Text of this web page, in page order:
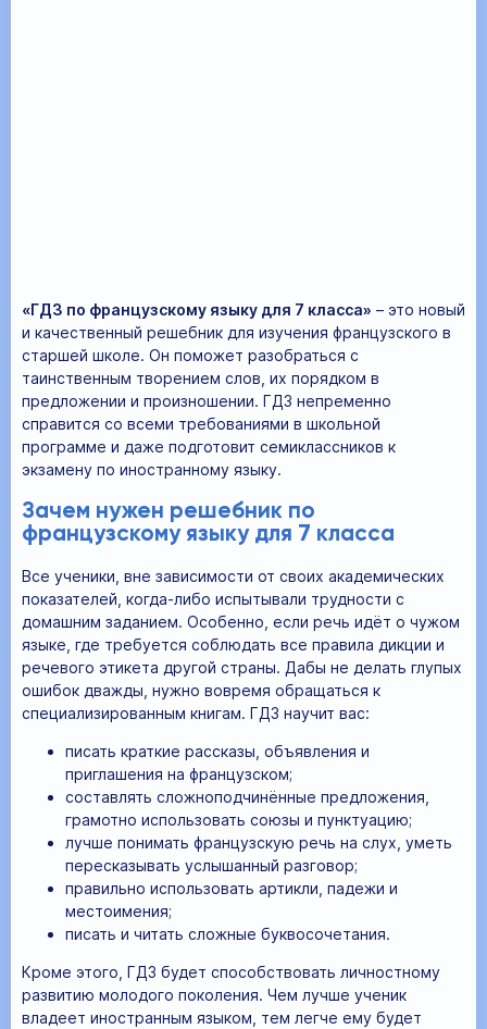
«ГДЗ по французскому языку для 7 класса» – это новый
и качественный решебник для изучения французского в
старшей школе. Он поможет разобраться с
таинственным творением слов, их порядком в
предложении и произношении. ГДЗ непременно
справится со всеми требованиями в школьной
программе и даже подготовит семиклассников к
экзамену по иностранному языку.
Зачем нужен решебник по
французскому языку для 7 класса
Все ученики, вне зависимости от своих академических
показателей, когда-либо испытывали трудности с
домашним заданием. Особенно, если речь идёт о чужом
языке, где требуется соблюдать все правила дикции и
речевого этикета другой страны. Дабы не делать глупых
ошибок дважды, нужно вовремя обращаться к
специализированным книгам. ГДЗ научит вас:
писать краткие рассказы, объявления и
приглашения на французском;
составлять сложноподчинённые предложения,
грамотно использовать союзы и пунктуацию;
лучше понимать французскую речь на слух, уметь
пересказывать услышанный разговор;
правильно использовать артикли, падежи и
местоимения;
писать и читать сложные буквосочетания.
Кроме этого, ГДЗ будет способствовать личностному
развитию молодого поколения. Чем лучше ученик
владеет иностранным языком, тем легче ему будет